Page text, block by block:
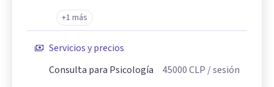
+1 más
Servicios y precios
Consulta para Psicología
45000CLP / sesión